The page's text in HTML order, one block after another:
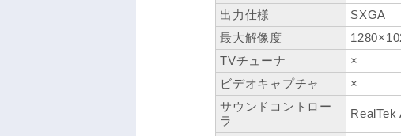
出力仕様
SXGA
最大解像度
TVチューナ
×
ビデオキャプチャ
×
サウンドコントロー
ラ
RealTek